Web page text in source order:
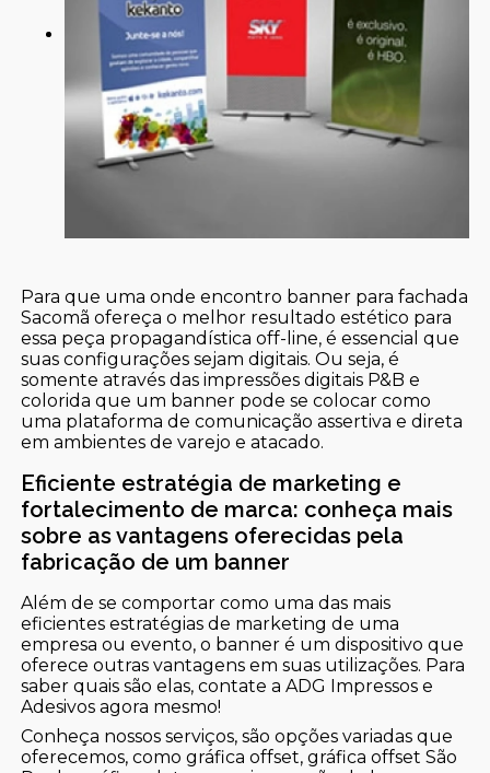
Para que uma onde encontro banner para fachada
Sacomã ofereça o melhor resultado estético para
essa peça propagandística off-line, é essencial que
suas configurações sejam digitais. Ou seja, é
somente através das impressões digitais P&B e
colorida que um banner pode se colocar como
uma plataforma de comunicação assertiva e direta
em ambientes de varejo e atacado.
Eficiente estratégia de marketing e
fortalecimento de marca: conheça mais
sobre as vantagens oferecidas pela
fabricação de um banner
Além de se comportar como uma das mais
eficientes estratégias de marketing de uma
empresa ou evento, o banner é um dispositivo que
oferece outras vantagens em suas utilizações. Para
saber quais são elas, contate a ADG Impressos e
Adesivos agora mesmo!
Conheça nossos serviços, são opções variadas que
oferecemos, como gráfica offset, gráfica offset São